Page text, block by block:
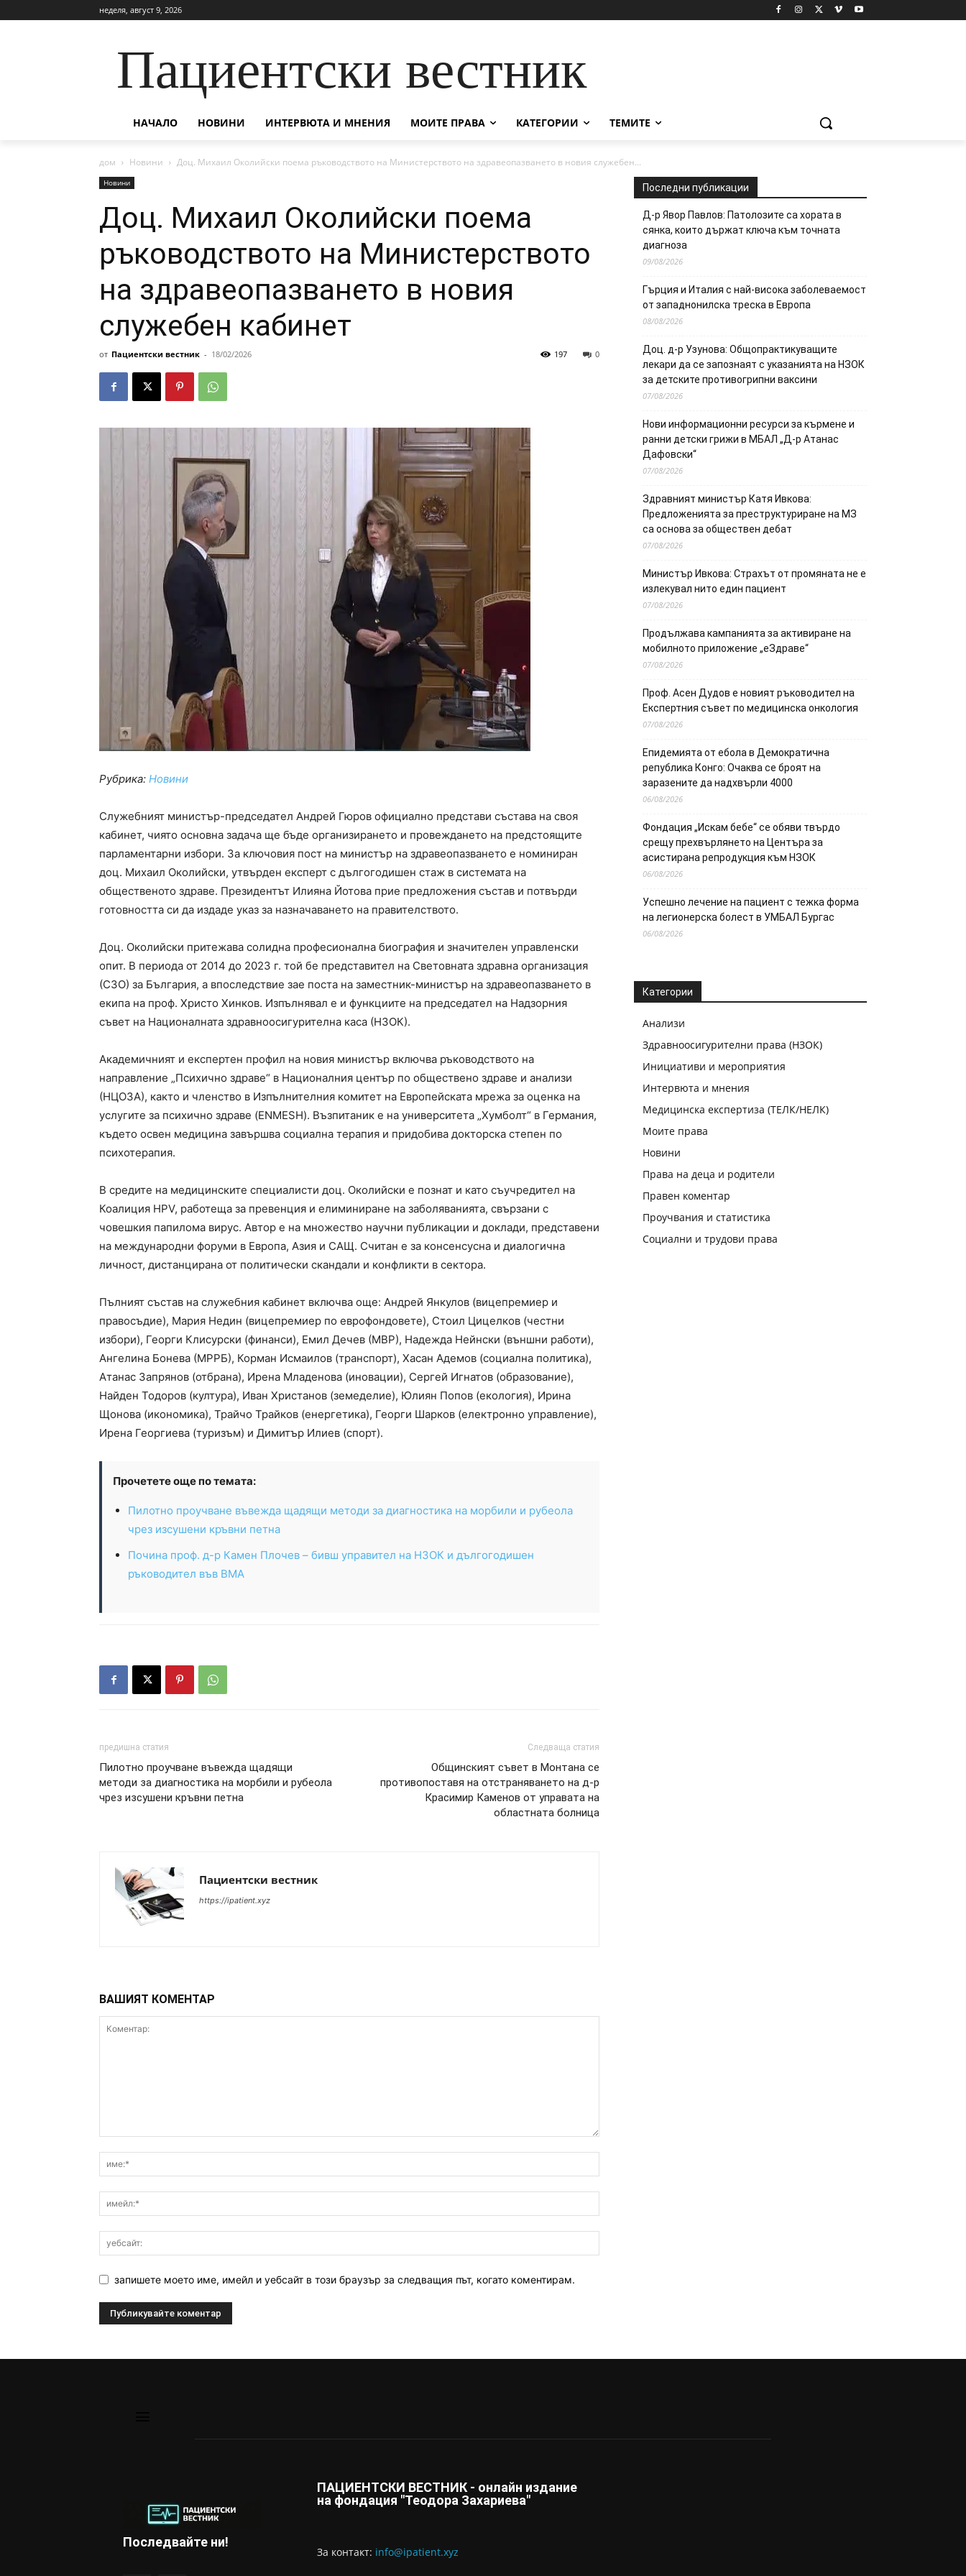
неделя, август 9, 2026
Пациентски вестник
НАЧАЛО НОВИНИ ИНТЕРВЮТА И МНЕНИЯ МОИТЕ ПРАВА КАТЕГОРИИ ТЕМИТЕ
дом Новини Доц. Михаил Околийски поема ръководството на Министерството на здравеопазването в новия служебен...
Новини
Доц. Михаил Околийски поема
ръководството на Министерството
на здравеопазването в новия
служебен кабинет
от Пациентски вестник - 18/02/2026 0
197
Рубрика: Новини
Служебният министър-председател Андрей Гюров официално представи състава на своя
кабинет, чиято основна задача ще бъде организирането и провеждането на предстоящите
парламентарни избори. За ключовия пост на министър на здравеопазването е номиниран
доц. Михаил Околийски, утвърден експерт с дългогодишен стаж в системата на
общественото здраве. Президентът Илияна Йотова прие предложения състав и потвърди
готовността си да издаде указ за назначаването на правителството.
Доц. Околийски притежава солидна професионална биография и значителен управленски
опит. В периода от 2014 до 2023 г. той бе представител на Световната здравна организация
(СЗО) за България, а впоследствие зае поста на заместник-министър на здравеопазването в
екипа на проф. Христо Хинков. Изпълнявал е и функциите на председател на Надзорния
съвет на Националната здравноосигурителна каса (НЗОК).
Академичният и експертен профил на новия министър включва ръководството на
направление „Психично здраве“ в Националния център по обществено здраве и анализи
(НЦОЗА), както и членство в Изпълнителния комитет на Европейската мрежа за оценка на
услугите за психично здраве (ENMESH). Възпитаник е на университета „Хумболт“ в Германия,
където освен медицина завършва социална терапия и придобива докторска степен по
психотерапия.
В средите на медицинските специалисти доц. Околийски е познат и като съучредител на
Коалиция HPV, работеща за превенция и елиминиране на заболяванията, свързани с
човешкия папилома вирус. Автор е на множество научни публикации и доклади, представени
на международни форуми в Европа, Азия и САЩ. Считан е за консенсусна и диалогична
личност, дистанцирана от политически скандали и конфликти в сектора.
Пълният състав на служебния кабинет включва още: Андрей Янкулов (вицепремиер и
правосъдие), Мария Недин (вицепремиер по еврофондовете), Стоил Цицелков (честни
избори), Георги Клисурски (финанси), Емил Дечев (МВР), Надежда Нейнски (външни работи),
Ангелина Бонева (МРРБ), Корман Исмаилов (транспорт), Хасан Адемов (социална политика),
Атанас Запрянов (отбрана), Ирена Младенова (иновации), Сергей Игнатов (образование),
Найден Тодоров (култура), Иван Христанов (земеделие), Юлиян Попов (екология), Ирина
Щонова (икономика), Трайчо Трайков (енергетика), Георги Шарков (електронно управление),
Ирена Георгиева (туризъм) и Димитър Илиев (спорт).
Прочетете още по темата:
Пилотно проучване въвежда щадящи методи за диагностика на морбили и рубеола
чрез изсушени кръвни петна
Почина проф. д-р Камен Плочев – бивш управител на НЗОК и дългогодишен
ръководител във ВМА
предишна статия
Пилотно проучване въвежда щадящи
методи за диагностика на морбили и рубеола
чрез изсушени кръвни петна
Следваща статия
Общинският съвет в Монтана се
противопоставя на отстраняването на д-р
Красимир Каменов от управата на
областната болница
Пациентски вестник
https://ipatient.xyz
ВАШИЯТ КОМЕНТАР
запишете моето име, имейл и уебсайт в този браузър за следващия път, когато коментирам.
Последни публикации
Д-р Явор Павлов: Патолозите са хората в
сянка, които държат ключа към точната
диагноза
09/08/2026
Гърция и Италия с най-висока заболеваемост
от западнонилска треска в Европа
08/08/2026
Доц. д-р Узунова: Общопрактикуващите
лекари да се запознаят с указанията на НЗОК
за детските противогрипни ваксини
07/08/2026
Нови информационни ресурси за кърмене и
ранни детски грижи в МБАЛ „Д-р Атанас
Дафовски“
07/08/2026
Здравният министър Катя Ивкова:
Предложенията за преструктуриране на МЗ
са основа за обществен дебат
07/08/2026
Министър Ивкова: Страхът от промяната не е
излекувал нито един пациент
07/08/2026
Продължава кампанията за активиране на
мобилното приложение „еЗдраве“
07/08/2026
Проф. Асен Дудов е новият ръководител на
Експертния съвет по медицинска онкология
07/08/2026
Епидемията от ебола в Демократична
република Конго: Очаква се броят на
заразените да надхвърли 4000
06/08/2026
Фондация „Искам бебе“ се обяви твърдо
срещу прехвърлянето на Центъра за
асистирана репродукция към НЗОК
06/08/2026
Успешно лечение на пациент с тежка форма
на легионерска болест в УМБАЛ Бургас
06/08/2026
Категории
Анализи
Здравноосигурителни права (НЗОК)
Инициативи и мероприятия
Интервюта и мнения
Медицинска експертиза (ТЕЛК/НЕЛК)
Моите права
Новини
Права на деца и родители
Правен коментар
Проучвания и статистика
Социални и трудови права
Последвайте ни!
ПАЦИЕНТСКИ ВЕСТНИК - онлайн издание
на фондация "Теодора Захариева"
За контaкт: info@ipatient.xyz